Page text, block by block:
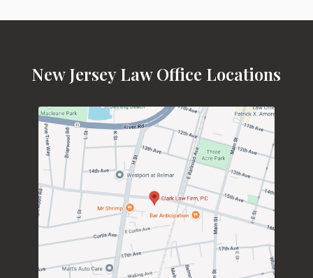
New Jersey Law Office Locations